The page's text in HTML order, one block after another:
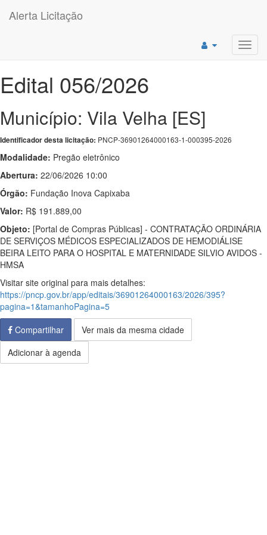
Alerta Licitação
Edital 056/2026
Município: Vila Velha [ES]
Identificador desta licitação: PNCP-36901264000163-1-000395-2026
Modalidade: Pregão eletrônico
Abertura: 22/06/2026 10:00
Órgão: Fundação Inova Capixaba
Valor: R$ 191.889,00
Objeto: [Portal de Compras Públicas] - CONTRATAÇÃO ORDINÁRIA
DE SERVIÇOS MÉDICOS ESPECIALIZADOS DE HEMODIÁLISE
BEIRA LEITO PARA O HOSPITAL E MATERNIDADE SILVIO AVIDOS -
HMSA
Visitar site original para mais detalhes:
https://pncp.gov.br/app/editais/36901264000163/2026/395?
pagina=1&tamanhoPagina=5
Compartilhar
Ver mais da mesma cidade
Adicionar à agenda